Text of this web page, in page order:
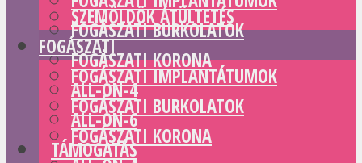
FOGÁSZATI BURKOLATOK
FOGÁSZATI KORONA
ALL-ON-4
ALL-ON-6
TÁMOGATÁS
SZEMÖLDÖK ÁTÜLTETÉS
FOGÁSZATI
FOGÁSZATI IMPLANTÁTUMOK
FOGÁSZATI BURKOLATOK
FOGÁSZATI KORONA